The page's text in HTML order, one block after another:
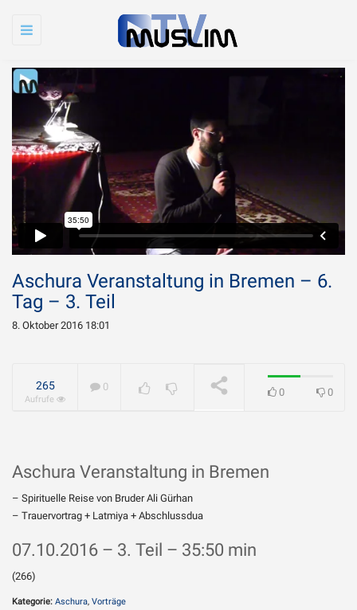
Toggle
Aschura Veranstaltung in Bremen – 6.
Tag – 3. Teil
8. Oktober 2016 18:01
265
Aufrufe
0 0 0
Aschura Veranstaltung in Bremen
– Spirituelle Reise von Bruder Ali Gürhan
– Trauervortrag + Latmiya + Abschlussdua
07.10.2016 – 3. Teil – 35:50 min
(266)
Kategorie: Aschura, Vorträge